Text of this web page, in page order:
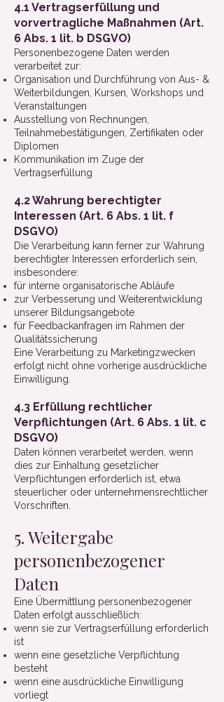
4.1 Vertragserfüllung und
vorvertragliche Maßnahmen (Art.
6 Abs. 1 lit. b DSGVO)
Personenbezogene Daten werden
verarbeitet zur:
Organisation und Durchführung von Aus- &
Weiterbildungen, Kursen, Workshops und
Veranstaltungen
Ausstellung von Rechnungen,
Teilnahmebestätigungen, Zertifikaten oder
Diplomen
Kommunikation im Zuge der
Vertragserfüllung
4.2 Wahrung berechtigter
Interessen (Art. 6 Abs. 1 lit. f
DSGVO)
Die Verarbeitung kann ferner zur Wahrung
berechtigter Interessen erforderlich sein,
insbesondere:
für interne organisatorische Abläufe
zur Verbesserung und Weiterentwicklung
unserer Bildungsangebote
für Feedbackanfragen im Rahmen der
Qualitätssicherung
Eine Verarbeitung zu Marketingzwecken
erfolgt nicht ohne vorherige ausdrückliche
Einwilligung.
4.3 Erfüllung rechtlicher
Verpflichtungen (Art. 6 Abs. 1 lit. c
DSGVO)
Daten können verarbeitet werden, wenn
dies zur Einhaltung gesetzlicher
Verpflichtungen erforderlich ist, etwa
steuerlicher oder unternehmensrechtlicher
Vorschriften.
5. Weitergabe
personenbezogener
Daten
Eine Übermittlung personenbezogener
Daten erfolgt ausschließlich:
wenn sie zur Vertragserfüllung erforderlich
ist
wenn eine gesetzliche Verpflichtung
besteht
wenn eine ausdrückliche Einwilligung
vorliegt